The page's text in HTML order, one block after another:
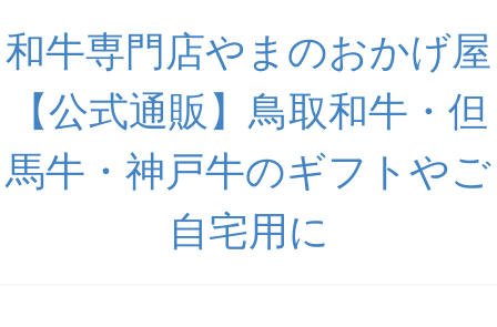
和牛専門店やまのおかげ屋
【公式通販】鳥取和牛・但
馬牛・神戸牛のギフトやご
自宅用に